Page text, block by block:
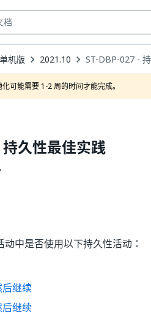
单机版 2021.10 ST-DBP-027 -
可能需要 1-2 周的时间才能完成。
久性最佳实践
动中是否使用以下持久性活动：
继续
继续